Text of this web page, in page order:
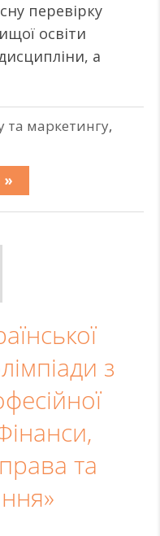
перевірку
освіти
а
та маркетингу,
»
з
та